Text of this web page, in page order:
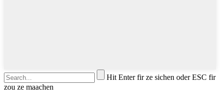
Hit Enter fir ze sichen oder ESC fir
zou ze maachen